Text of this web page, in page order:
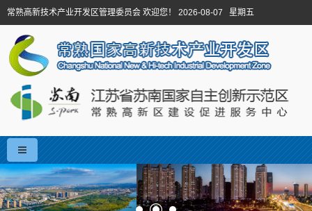
常熟高新技术产业开发区管理委员会 欢迎您！ 2026-08-07 星期五